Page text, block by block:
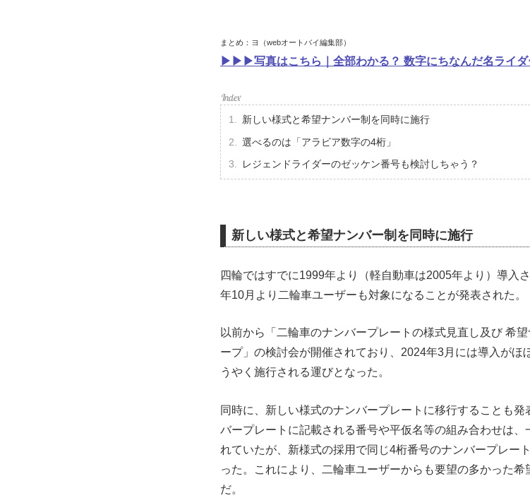
まとめ：ヨ（webオートバイ編集部）
▶▶▶写真はこちら｜全部わかる？ 数字にちなんだ名ライダ
新しい様式と希望ナンバー制を同時に施行
選べるのは「アラビア数字の4桁」
レジェンドライダーのゼッケン番号も検討しちゃう？
新しい様式と希望ナンバー制を同時に施行
四輪ではすでに1999年より（軽自動車は2005年より）導入
年10月より二輪車ユーザーも対象になることが発表された。
以前から「二輪車のナンバープレートの様式見直し及び 希
ープ」の検討会が開催されており、2024年3月には導入がほ
うやく施行される運びとなった。
同時に、新しい様式のナンバープレートに移行することも
バープレートに記載される番号や平仮名等の組み合わせは
れていたが、新様式の採用で同じ4桁番号のナンバープレー
った。これにより、二輪車ユーザーからも要望の多かった
だ。